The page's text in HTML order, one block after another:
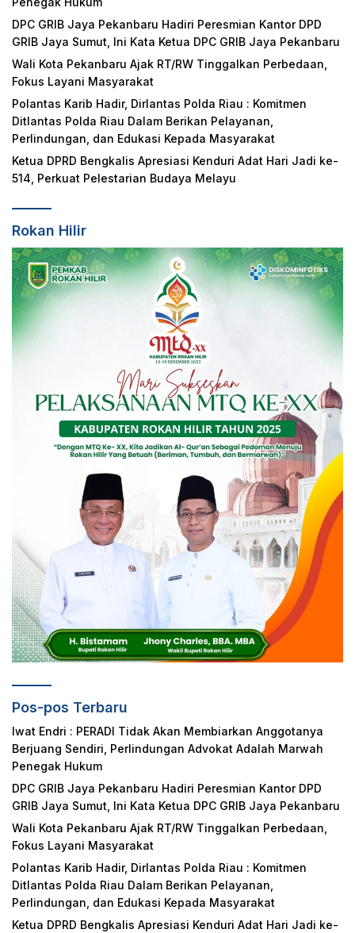
DPC GRIB Jaya Pekanbaru Hadiri Peresmian Kantor DPD
GRIB Jaya Sumut, Ini Kata Ketua DPC GRIB Jaya Pekanbaru
Wali Kota Pekanbaru Ajak RT/RW Tinggalkan Perbedaan,
Fokus Layani Masyarakat
Polantas Karib Hadir, Dirlantas Polda Riau : Komitmen
Ditlantas Polda Riau Dalam Berikan Pelayanan,
Perlindungan, dan Edukasi Kepada Masyarakat
Ketua DPRD Bengkalis Apresiasi Kenduri Adat Hari Jadi ke-
514, Perkuat Pelestarian Budaya Melayu
Rokan Hilir
Pos-pos Terbaru
Iwat Endri : PERADI Tidak Akan Membiarkan Anggotanya
Berjuang Sendiri, Perlindungan Advokat Adalah Marwah
Penegak Hukum
DPC GRIB Jaya Pekanbaru Hadiri Peresmian Kantor DPD
GRIB Jaya Sumut, Ini Kata Ketua DPC GRIB Jaya Pekanbaru
Wali Kota Pekanbaru Ajak RT/RW Tinggalkan Perbedaan,
Fokus Layani Masyarakat
Polantas Karib Hadir, Dirlantas Polda Riau : Komitmen
Ditlantas Polda Riau Dalam Berikan Pelayanan,
Perlindungan, dan Edukasi Kepada Masyarakat
Ketua DPRD Bengkalis Apresiasi Kenduri Adat Hari Jadi ke-